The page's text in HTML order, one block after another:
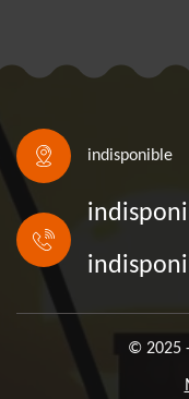
indisponible
© 2025